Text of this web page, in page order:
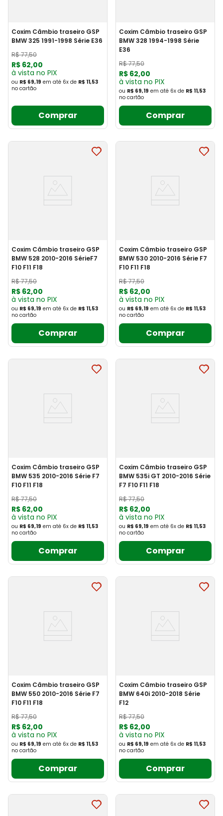
Coxim Câmbio traseiro GSP
BMW 325 1991-1998 Série E36
R$77,50
R$ 62,00
à vista no PIX
ou R$ 69,19 em até 6x de R$ 11,53
no cartão
Comprar
Coxim Câmbio traseiro GSP
BMW 328 1994-1998 Série
E36
R$77,50
R$ 62,00
à vista no PIX
ou R$ 69,19 em até 6x de R$ 11,53
no cartão
Comprar
Coxim Câmbio traseiro GSP
BMW 528 2010-2016 SérieF7
F10 F11 F18
R$77,50
R$ 62,00
à vista no PIX
ou R$ 69,19 em até 6x de R$ 11,53
no cartão
Comprar
Coxim Câmbio traseiro GSP
BMW 530 2010-2016 Série F7
F10 F11 F18
R$77,50
R$ 62,00
à vista no PIX
ou R$ 69,19 em até 6x de R$ 11,53
no cartão
Comprar
Coxim Câmbio traseiro GSP
BMW 535 2010-2016 Série F7
F10 F11 F18
R$77,50
R$ 62,00
à vista no PIX
ou R$ 69,19 em até 6x de R$ 11,53
no cartão
Comprar
Coxim Câmbio traseiro GSP
BMW 535i GT 2010-2016 Série
F7 F10 F11 F18
R$77,50
R$ 62,00
à vista no PIX
ou R$ 69,19 em até 6x de R$ 11,53
no cartão
Comprar
Coxim Câmbio traseiro GSP
BMW 550 2010-2016 Série F7
F10 F11 F18
R$77,50
R$ 62,00
à vista no PIX
ou R$ 69,19 em até 6x de R$ 11,53
no cartão
Comprar
Coxim Câmbio traseiro GSP
BMW 640i 2010-2018 Série
F12
R$77,50
R$ 62,00
à vista no PIX
ou R$ 69,19 em até 6x de R$ 11,53
no cartão
Comprar